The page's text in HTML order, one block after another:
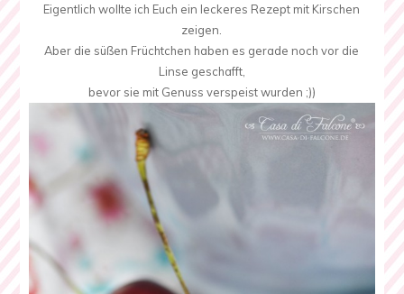
Eigentlich wollte ich Euch ein leckeres Rezept mit Kirschen
zeigen.
Aber die süßen Früchtchen haben es gerade noch vor die
Linse geschafft,
bevor sie mit Genuss verspeist wurden ;))